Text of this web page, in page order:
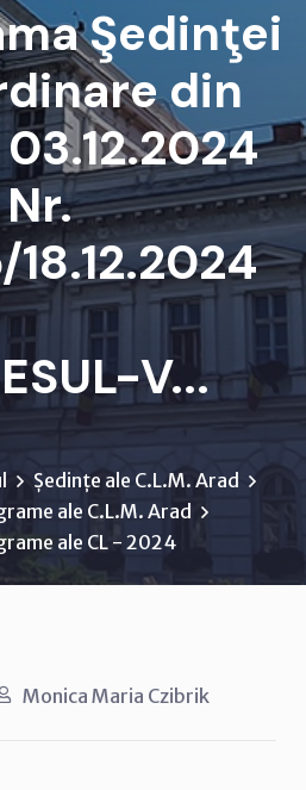
Şedinţei
din
Nr.
V...
Ședințe ale C.L.M. Arad
ale C.L.M. Arad
ale CL - 2024
Monica Maria Czibrik